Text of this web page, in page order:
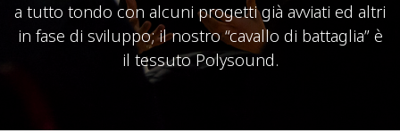
a tutto tondo con alcuni progetti già avviati ed altri
in fase di sviluppo; il nostro “cavallo di battaglia” è
il tessuto Polysound.